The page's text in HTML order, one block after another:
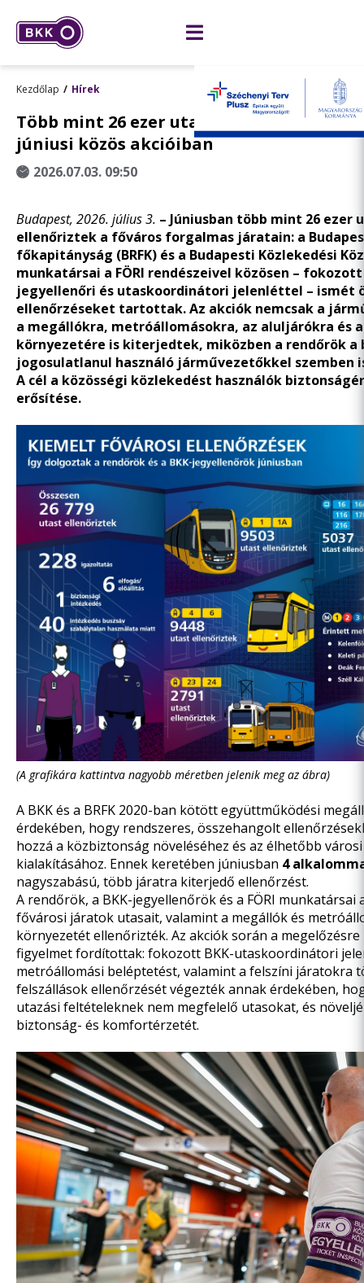
Kezdőlap Hírek
Több mint 26 ezer utast ellenőriztek a
júniusi közös akcióiban
2026.07.03. 09:50
Budapest, 2026. július 3. – Júniusban több mint 26 ezer
ellenőriztek a főváros forgalmas járatain: a
főkapitányság (BRFK) és a Budapesti Közlekedési
munkatársai a FÖRI rendészeivel közösen –
jegyellenőri és utaskoordinátori jelenléttel – ismét
ellenőrzéseket tartottak. Az akciók nemcsak a
a megállókra, metróállomásokra, az aluljárókra és
környezetére is kiterjedtek, miközben a rendőrök a
jogosulatlanul használó járművezetőkkel szemben
A cél a közösségi közlekedést használók
erősítése.
(A grafikára kattintva nagyobb méretben jelenik meg az ábra)
A BKK és a BRFK 2020-ban kötött együttműködési
érdekében, hogy rendszeres, összehangolt
hozzá a közbiztonság növeléséhez és az élhetőbb
kialakításához. Ennek keretében júniusban 4
nagyszabású, több járatra kiterjedő ellenőrzést.
A rendőrök, a BKK-jegyellenőrök és a FÖRI munkatársai
fővárosi járatok utasait, valamint a megállók és
környezetét ellenőrizték. Az akciók során a
figyelmet fordítottak: fokozott BKK-utaskoordinátori
metróállomási beléptetést, valamint a felszíni járatokra
felszállások ellenőrzését végezték annak érdekében,
utazási feltételeknek nem megfelelő utasokat, és
biztonság- és komfortérzetét.